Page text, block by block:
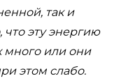
так и
эту энергию
много или они
этом слабо.